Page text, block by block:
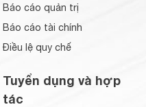
Báo cáo quản trị
Báo cáo tài chính
Điều lệ quy chế
Tuyển dụng và hợp
tác